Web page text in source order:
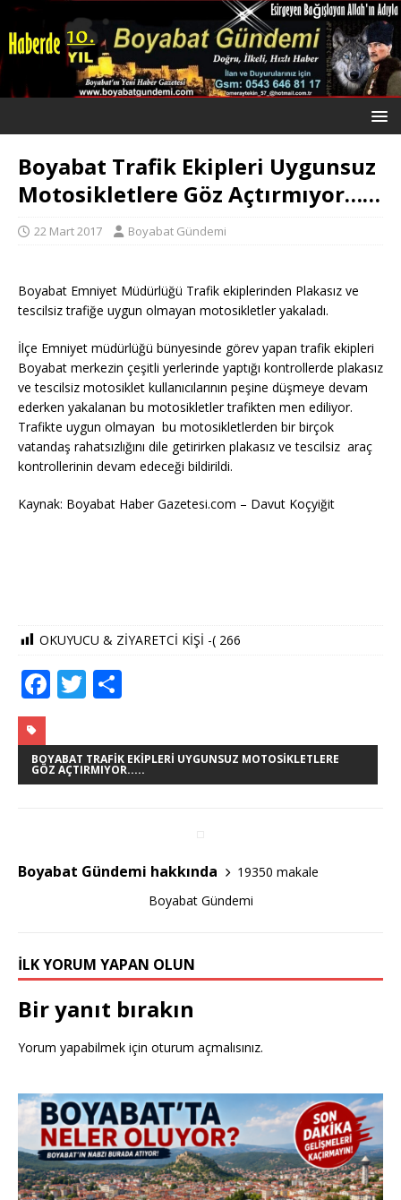
Boyabat Trafik Ekipleri Uygunsuz
Motosikletlere Göz Açtırmıyor……
22 Mart 2017 Boyabat Gündemi
Boyabat Emniyet Müdürlüğü Trafik ekiplerinden Plakasız ve
tescilsiz trafiğe uygun olmayan motosikletler yakaladı.
İlçe Emniyet müdürlüğü bünyesinde görev yapan trafik ekipleri
Boyabat merkezin çeşitli yerlerinde yaptığı kontrollerde plakasız
ve tescilsiz motosiklet kullanıcılarının peşine düşmeye devam
ederken yakalanan bu motosikletler trafikten men ediliyor.
Trafikte uygun olmayan bu motosikletlerden bir birçok
vatandaş rahatsızlığını dile getirirken plakasız ve tescilsiz araç
kontrollerinin devam edeceği bildirildi.
Kaynak: Boyabat Haber Gazetesi.com – Davut Koçyiğit
OKUYUCU & ZİYARETCİ KİŞİ -( 266
F
c
e
o
k
T
it
te
ar
e
BOYABAT TRAFIK EKIPLERI UYGUNSUZ MOTOSIKLETLERE
GÖZ AÇTIRMIYOR.....
Boyabat Gündemi hakkında
19350 makale
Boyabat Gündemi
İLK YORUM YAPAN OLUN
Bir yanıt bırakın
Yorum yapabilmek için oturum açmalısınız.